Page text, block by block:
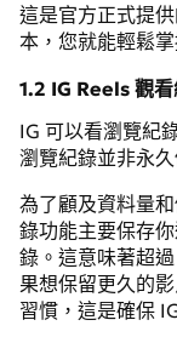
這是官方正式提
本，您就能輕鬆
1.2 IG Reels 觀
IG 可以看瀏覽紀
瀏覽紀錄並非永久
為了顧及資料量
錄功能主要保存
錄。這意味著超
果想保留更久的
習慣，這是確保